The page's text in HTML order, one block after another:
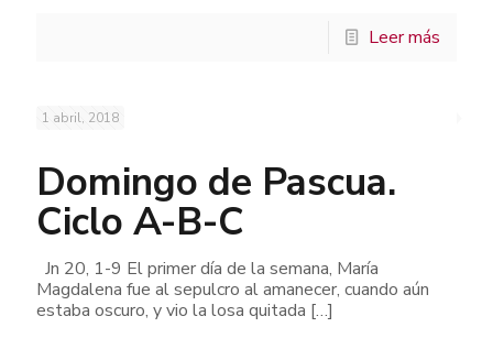
Leer más
1 abril, 2018
Domingo de Pascua.
Ciclo A-B-C
Jn 20, 1-9 El primer día de la semana, María
Magdalena fue al sepulcro al amanecer, cuando aún
estaba oscuro, y vio la losa quitada […]